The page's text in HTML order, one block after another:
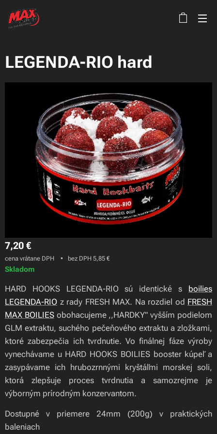
LEGENDA-RIO hard
7,20 €
cena vrátane DPH bez DPH 5,85 €
Skladom
HARD HOOKS LEGENDA-RIO sú identické s boilies
LEGENDA-RIO z rady FRESH MAX. Na rozdiel od FRESH
MAX BOILIESobohacujeme ,,HARDKY" vyšším podielom
GLM extraktu, suchého pečeňového extraktu a zložkami,
ktoré zabezpečia ich tvrdnutie. Vo finálnej fáze výroby
vynechávame u HARD HOOKS BOILIES booster kúpeľ a
zasypávame ich hrubozrnnými kryštáľmi morskej soli,
ktorá zlepšuje proces tvrdnutia a samozrejme je
výborným prírodným konzervantom.
Dostupné v priemere 24mm (200g) v praktických
baleniach